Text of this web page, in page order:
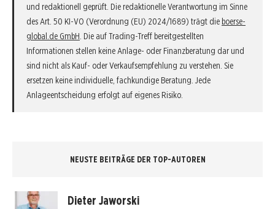
und redaktionell geprüft. Die redaktionelle Verantwortung im Sinne
des Art. 50 KI-VO (Verordnung (EU) 2024/1689) trägt die boerse-
global.de GmbH . Die auf Trading-Treff bereitgestellten
Informationen stellen keine Anlage- oder Finanzberatung dar und
sind nicht als Kauf- oder Verkaufsempfehlung zu verstehen. Sie
ersetzen keine individuelle, fachkundige Beratung. Jede
Anlageentscheidung erfolgt auf eigenes Risiko.
NEUSTE BEITRÄGE DER TOP-AUTOREN
Dieter Jaworski